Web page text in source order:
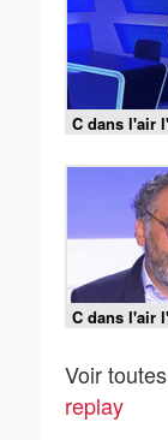
C dans l'air
C dans l'air
Voir
replay